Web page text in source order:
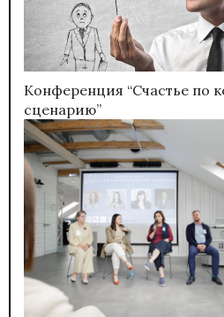
Конференция “Счастье по
сценарию”